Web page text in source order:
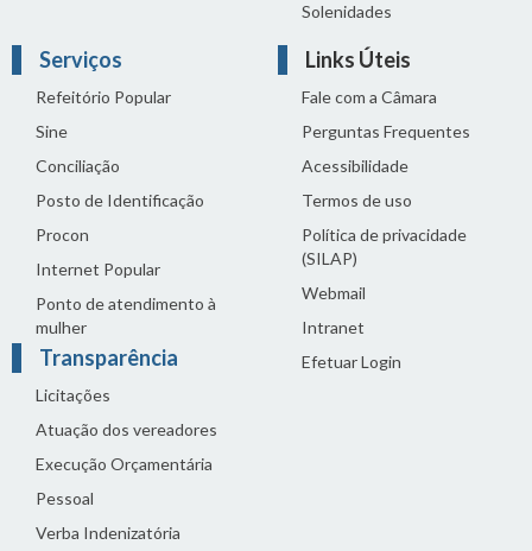
Solenidades
Serviços
Refeitório Popular
Sine
Conciliação
Posto de Identificação
Procon
Internet Popular
Ponto de atendimento à
mulher
Transparência
Licitações
Atuação dos vereadores
Execução Orçamentária
Pessoal
Verba Indenizatória
Links Úteis
Fale com a Câmara
Perguntas Frequentes
Acessibilidade
Termos de uso
Política de privacidade
(SILAP)
Webmail
Intranet
Efetuar Login